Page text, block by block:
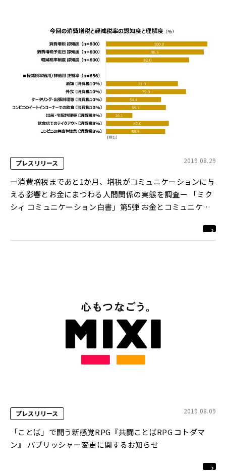
プレスリリース 2019.08.29
ー消費増税まであと1か月、増税がコミュニケーションに与
える影響とお金にまつわる人間関係の実態を調査ー 「ミク
シィ コミュニケーション白書」第5弾 お金とコミュニケー
プレスリリース 2019.08.09
「ことば」で闘う新感覚RPG『共闘ことばRPG コトダマ
ン』 パブリッシャー変更に関するお知らせ